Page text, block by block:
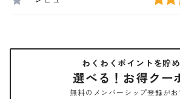
わくわくポイントを貯
選べる！お得クー
無料のメンバーシップ登録がお